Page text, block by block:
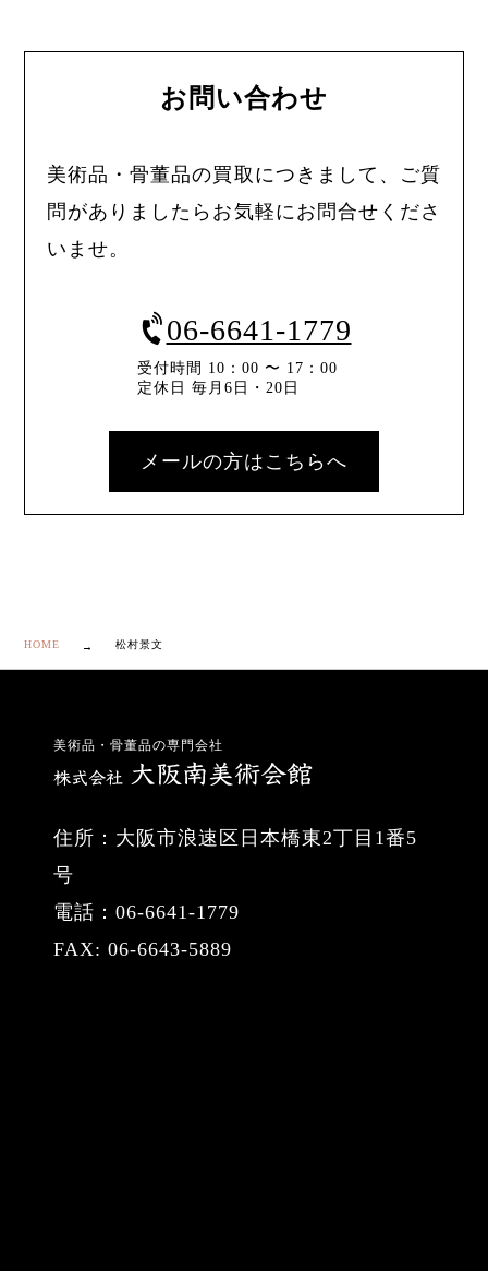
お問い合わせ
美術品・骨董品の買取につきまして、ご質
問がありましたらお気軽にお問合せくださ
いませ。
06-6641-1779
受付時間 10：00 〜 17：00
定休日 毎月6日・20日
メールの方はこちらへ
HOME 松村景文
美術品・骨董品の専門会社
住所：大阪市浪速区日本橋東2丁目1番5
号
電話：06-6641-1779
FAX: 06-6643-5889